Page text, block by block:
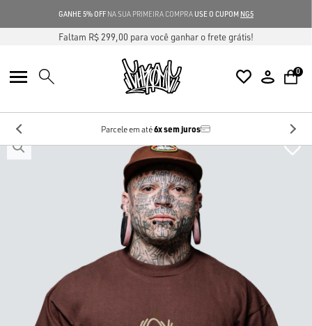
GANHE 5% OFFNA SUA PRIMEIRA COMPRA USE O CUPOM NG5
Faltam R$ 299,00 para você ganhar o frete grátis!
0
Desconto de10%no Pix